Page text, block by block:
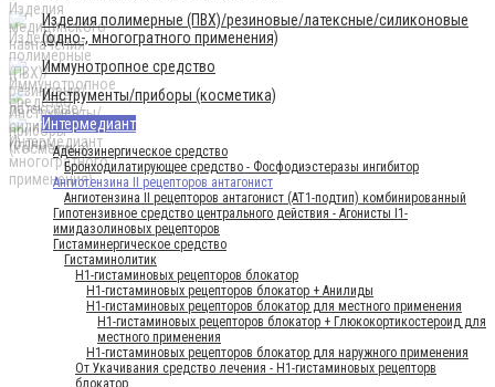
Изделия полимерные (ПВХ)/резиновые/латексные/силиконовые
(одно-, многогратного применения)
Иммунотропное средство
Инструменты/приборы (косметика)
Интермедиант
Аденозинергическое средство
Бронходилатирующее средство - Фосфодиэстеразы ингибитор
Ангиотензина II рецепторов антагонист
Ангиотензина II рецепторов антагонист (AT1-подтип) комбинированный
Гипотензивное средство центрального действия - Агонисты I1-
имидазолиновых рецепторов
Гистаминергическое средство
Гистаминолитик
H1-гистаминовых рецепторов блокатор
H1-гистаминовых рецепторов блокатор + Анилиды
H1-гистаминовых рецепторов блокатор для местного применения
H1-гистаминовых рецепторов блокатор + Глюкокортикостероид для
местного применения
H1-гистаминовых рецепторов блокатор для наружного применения
От Укачивания средство лечения - Н1-гистаминовых рецепторв
блокатор